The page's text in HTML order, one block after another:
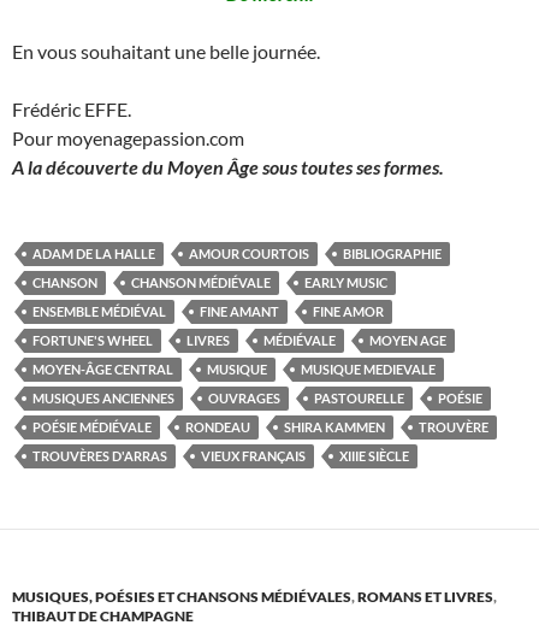
En vous souhaitant une belle journée.
Frédéric EFFE.
Pour moyenagepassion.com
A la découverte du Moyen Âge sous toutes ses formes.
ADAM DE LA HALLE AMOUR COURTOIS
BIBLIOGRAPHIE
CHANSON
CHANSON MÉDIÉVALE
EARLY MUSIC
ENSEMBLE MÉDIÉVAL
FINE AMANT
FINE AMOR
FORTUNE'S WHEEL
LIVRES MÉDIÉVALE
MOYEN AGE
MOYEN-ÂGE CENTRAL
MUSIQUE
MUSIQUE MEDIEVALE
MUSIQUES ANCIENNES
OUVRAGES PASTOURELLE
POÉSIE
POÉSIE MÉDIÉVALE
RONDEAU SHIRA KAMMEN
TROUVÈRE
TROUVÈRES D'ARRAS
VIEUX FRANÇAIS XIIIE SIÈCLE
MUSIQUES, POÉSIES ET CHANSONS MÉDIÉVALES,ROMANS ET LIVRES,
THIBAUT DE CHAMPAGNE